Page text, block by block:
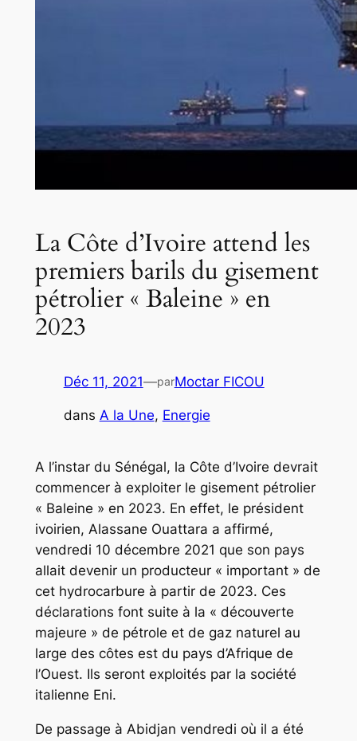
La Côte d’Ivoire attend les
premiers barils du gisement
pétrolier « Baleine » en
2023
Déc 11, 2021—parMoctar FICOU
dans A la Une, Energie
A l’instar du Sénégal, la Côte d’Ivoire devrait
commencer à exploiter le gisement pétrolier
« Baleine » en 2023. En effet, le président
ivoirien, Alassane Ouattara a affirmé,
vendredi 10 décembre 2021 que son pays
allait devenir un producteur « important » de
cet hydrocarbure à partir de 2023. Ces
déclarations font suite à la « découverte
majeure » de pétrole et de gaz naturel au
large des côtes est du pays d’Afrique de
l’Ouest. Ils seront exploités par la société
italienne Eni.
De passage à Abidjan vendredi où il a été